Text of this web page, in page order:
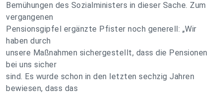
Bemühungen des Sozialministers in dieser Sache. Zum
vergangenen
Pensionsgipfel ergänzte Pfister noch generell: „Wir
haben durch
unsere Maßnahmen sichergestellt, dass die Pensionen
bei uns sicher
sind. Es wurde schon in den letzten sechzig Jahren
bewiesen, dass das